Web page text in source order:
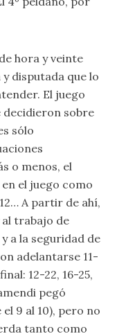
hora y veinte
disputada que lo
El juego
decidieron sobre
sólo
o menos, el
el juego como
A partir de ahí,
al trabajo de
a la seguridad de
adelantarse 11-
12-22, 16-25,
pegó
9 al 10), pero no
tanto como